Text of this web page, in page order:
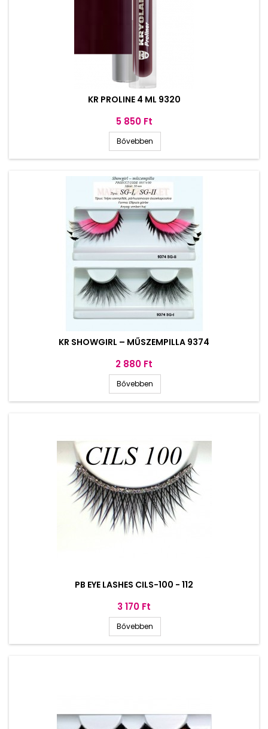
KR PROLINE 4 ML 9320
Ár
5 850 Ft
Bővebben
KR SHOWGIRL – MŰSZEMPILLA 9374
Ár
2 880 Ft
Bővebben
PB EYE LASHES CILS-100 - 112
Ár
3 170 Ft
Bővebben